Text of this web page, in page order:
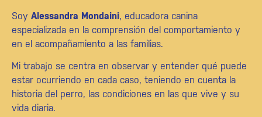
Soy Alessandra Mondaini, educadora canina
especializada en la comprensión del comportamiento y
en el acompañamiento a las familias.
Mi trabajo se centra en observar y entender qué puede
estar ocurriendo en cada caso, teniendo en cuenta la
historia del perro, las condiciones en las que vive y su
vida diaria.